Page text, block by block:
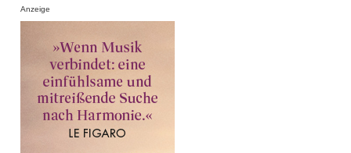
Anzeige